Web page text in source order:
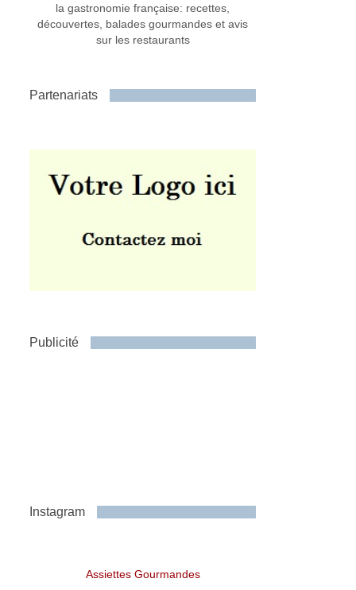
la gastronomie française: recettes,
découvertes, balades gourmandes et avis
sur les restaurants
Partenariats
Publicité
Instagram
Assiettes Gourmandes